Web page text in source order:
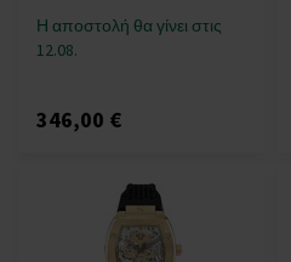
Η αποστολή θα γίνει στις
12.08.
346,00 €